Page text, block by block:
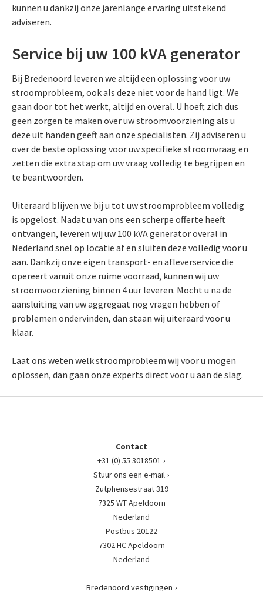
kunnen u dankzij onze jarenlange ervaring uitstekend
adviseren.
Service bij uw 100 kVA generator
Bij Bredenoord leveren we altijd een oplossing voor uw
stroomprobleem, ook als deze niet voor de hand ligt. We
gaan door tot het werkt, altijd en overal. U hoeft zich dus
geen zorgen te maken over uw stroomvoorziening als u
deze uit handen geeft aan onze specialisten. Zij adviseren u
over de beste oplossing voor uw specifieke stroomvraag en
zetten die extra stap om uw vraag volledig te begrijpen en
te beantwoorden.
Uiteraard blijven we bij u tot uw stroomprobleem volledig
is opgelost. Nadat u van ons een scherpe offerte heeft
ontvangen, leveren wij uw 100 kVA generator overal in
Nederland snel op locatie af en sluiten deze volledig voor u
aan. Dankzij onze eigen transport- en afleverservice die
opereert vanuit onze ruime voorraad, kunnen wij uw
stroomvoorziening binnen 4 uur leveren. Mocht u na de
aansluiting van uw aggregaat nog vragen hebben of
problemen ondervinden, dan staan wij uiteraard voor u
klaar.
Laat ons weten welk stroomprobleem wij voor u mogen
oplossen, dan gaan onze experts direct voor u aan de slag.
Contact
+31 (0) 55 3018501
Stuur ons een e-mail
Zutphensestraat 319
7325 WT Apeldoorn
Nederland
Postbus 20122
7302 HC Apeldoorn
Nederland
Bredenoord vestigingen